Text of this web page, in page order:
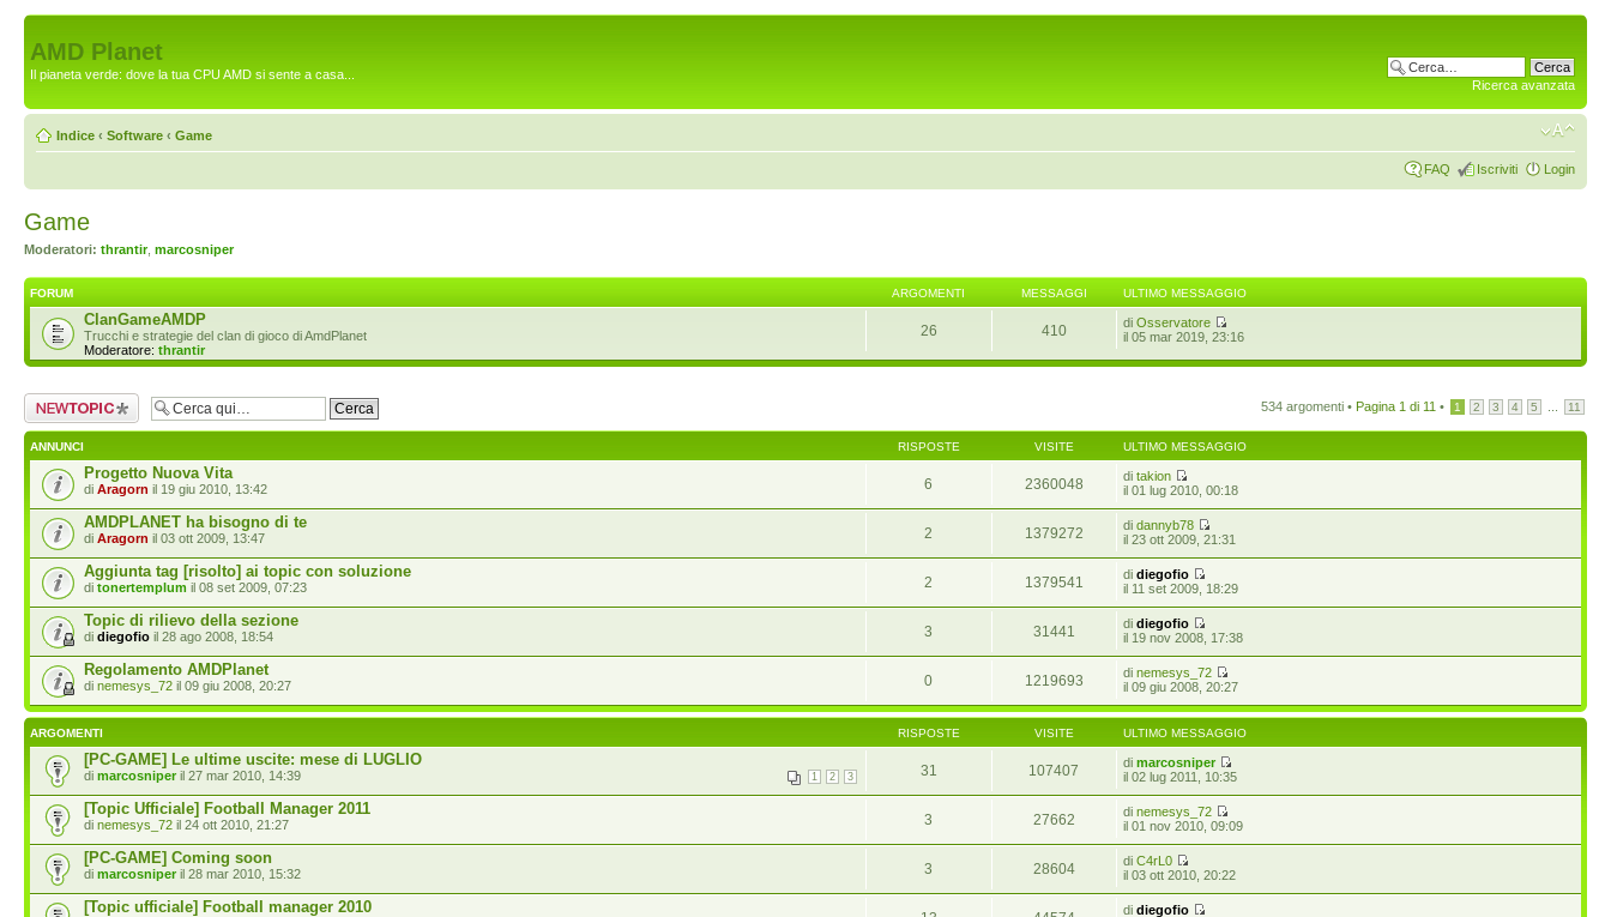
AMD Planet
Il pianeta verde: dove la tua CPU AMD si sente a casa...
Ricerca avanzata
Indice ‹ Software ‹ Game
FAQ Iscriviti Login
Game
Moderatori: thrantir, marcosniper
FORUM ARGOMENTI MESSAGGI ULTIMO MESSAGGIO
ClanGameAMDP
Trucchi e strategie del clan di gioco di AmdPlanet
Moderatore: thrantir
26 410 diOsservatore
il 05 mar 2019, 23:16
Scrivi un nuovo
argomento
534 argomenti • Pagina 1 di 11 • 1 2 3 4 5 11
ANNUNCI RISPOSTE VISITE ULTIMO MESSAGGIO
Progetto Nuova Vita
di Aragorn il 19 giu 2010, 13:42 6 2360048 ditakion
il 01 lug 2010, 00:18
AMDPLANET ha bisogno di te
di Aragorn il 03 ott 2009, 13:47 2 1379272 didannyb78
il 23 ott 2009, 21:31
Aggiunta tag [risolto] ai topic con soluzione
di tonertemplum il 08 set 2009, 07:23 2 1379541 didiegofio
il 11 set 2009, 18:29
Topic di rilievo della sezione
di diegofio il 28 ago 2008, 18:54 3 31441 didiegofio
il 19 nov 2008, 17:38
Regolamento AMDPlanet
di nemesys_72 il 09 giu 2008, 20:27 0 1219693 dinemesys_72
il 09 giu 2008, 20:27
ARGOMENTI RISPOSTE VISITE ULTIMO MESSAGGIO
[PC-GAME] Le ultime uscite: mese di LUGLIO
1 2 3
di marcosniper il 27 mar 2010, 14:39 31 107407 dimarcosniper
il 02 lug 2011, 10:35
[Topic Ufficiale] Football Manager 2011
di nemesys_72 il 24 ott 2010, 21:27 3 27662 dinemesys_72
il 01 nov 2010, 09:09
[PC-GAME] Coming soon
di marcosniper il 28 mar 2010, 15:32 3 28604 diC4rL0
il 03 ott 2010, 20:22
[Topic ufficiale] Football manager 2010 didiegofio